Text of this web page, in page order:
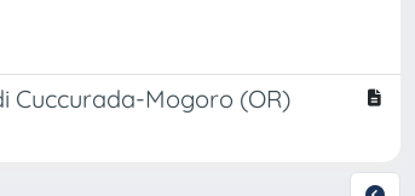
Cuccurada-Mogoro (OR)